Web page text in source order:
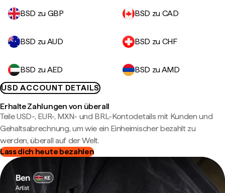
BSD zu GBP BSD zu CAD
BSD zu AUD BSD zu CHF
BSD zu AED
BSD zu AMD
USD ACCOUNT DETAILS
Erhalte Zahlungen von überall
Teile USD-, EUR-, MXN- und BRL-Kontodetails mit Kunden und
Gehaltsabrechnung, um wie ein Einheimischer bezahlt zu
werden, überall auf der Welt.
Lass dich heute bezahlen